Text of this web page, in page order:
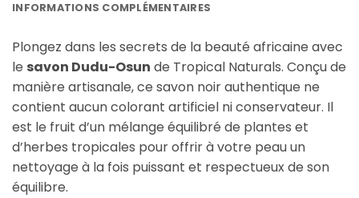
INFORMATIONS COMPLÉMENTAIRES
Plongez dans les secrets de la beauté africaine avec
le savon Dudu-Osun de Tropical Naturals. Conçu de
manière artisanale, ce savon noir authentique ne
contient aucun colorant artificiel ni conservateur. Il
est le fruit d’un mélange équilibré de plantes et
d’herbes tropicales pour offrir à votre peau un
nettoyage à la fois puissant et respectueux de son
équilibre.